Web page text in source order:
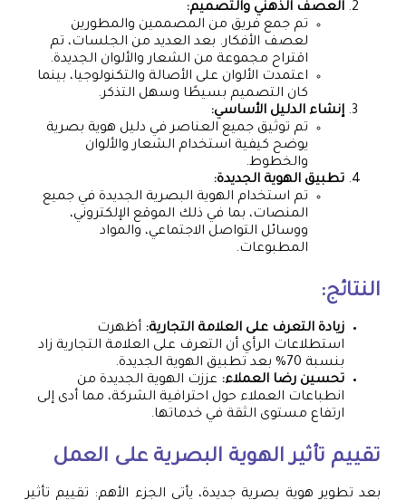
العصف الذهني والتصميم:
تم جمع فريق من المصممين والمطورين
لعصف الأفكار. بعد العديد من الجلسات، تم
اقتراح مجموعة من الشعار والألوان الجديدة.
اعتمدت الألوان على الأصالة والتكنولوجيا، بينما
كان التصميم بسيطًا وسهل التذكر.
إنشاء الدليل الأساسي:
تم توثيق جميع العناصر في دليل هوية بصرية
يوضح كيفية استخدام الشعار والألوان
والخطوط.
تطبيق الهوية الجديدة:
تم استخدام الهوية البصرية الجديدة في جميع
المنصات، بما في ذلك الموقع الإلكتروني،
ووسائل التواصل الاجتماعي، والمواد
المطبوعات.
النتائج:
زيادة التعرف على العلامة التجارية: أظهرت
استطلاعات الرأي أن التعرف على العلامة التجارية زاد
بنسبة 70% بعد تطبيق الهوية الجديدة.
تحسين رضا العملاء: عززت الهوية الجديدة من
انطباعات العملاء حول احترافية الشركة، مما أدى إلى
ارتفاع مستوى الثقة في خدماتها.
تقييم تأثير الهوية البصرية على العمل
بعد تطوير هوية بصرية جديدة، يأتي الجزء الأهم: تقييم تأثير